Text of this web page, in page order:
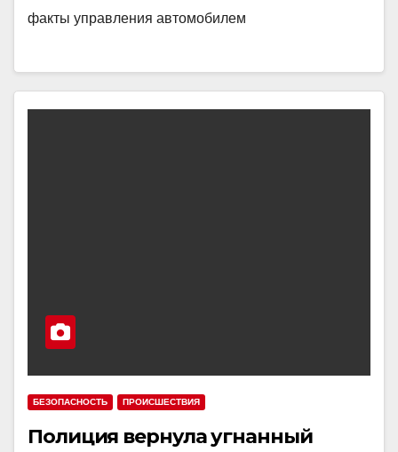
факты управления автомобилем
БЕЗОПАСНОСТЬ ПРОИСШЕСТВИЯ
Полиция вернула угнанный